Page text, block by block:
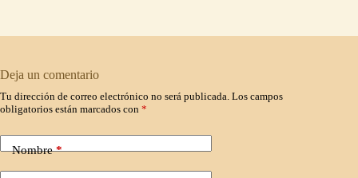
Deja un comentario
Tu dirección de correo electrónico no será publicada. Los campos
obligatorios están marcados con *
Nombre*